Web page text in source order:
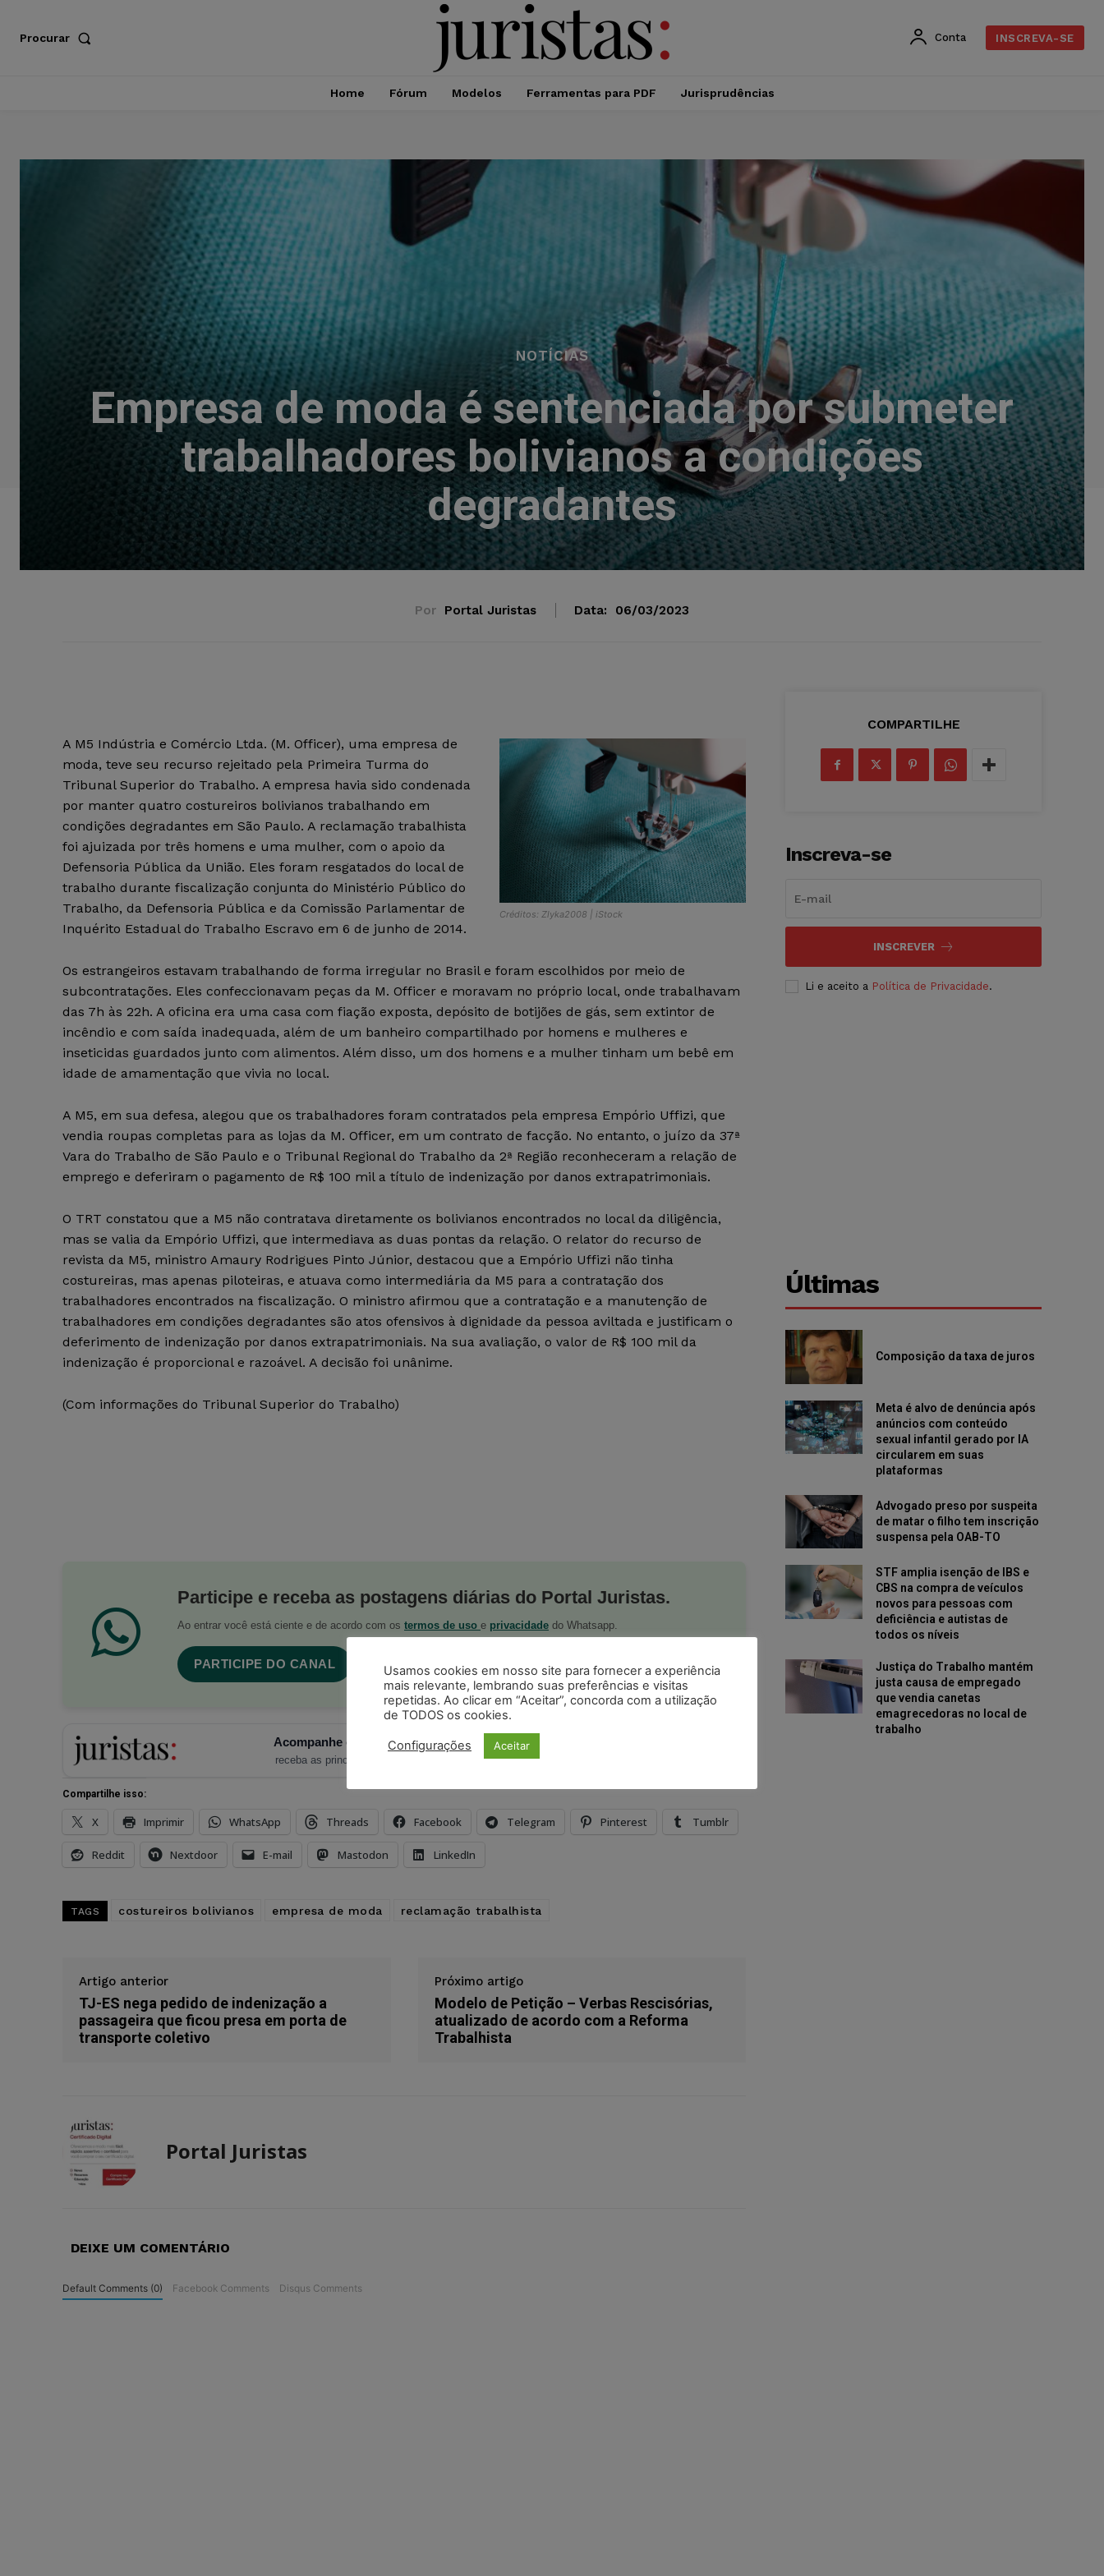
Procurar Conta INSCREVA-SE
Home Fórum Modelos Ferramentas para PDF Jurisprudências
NOTÍCIAS
Empresa de moda é sentenciada por submeter
trabalhadores bolivianos a condições
degradantes
Por Portal Juristas Data: 06/03/2023
Créditos: Zlyka2008 | iStock
A M5 Indústria e Comércio Ltda. (M. Officer), uma empresa de
moda, teve seu recurso rejeitado pela Primeira Turma do
Tribunal Superior do Trabalho. A empresa havia sido condenada
por manter quatro costureiros bolivianos trabalhando em
condições degradantes em São Paulo. A reclamação trabalhista
foi ajuizada por três homens e uma mulher, com o apoio da
Defensoria Pública da União. Eles foram resgatados do local de
trabalho durante fiscalização conjunta do Ministério Público do
Trabalho, da Defensoria Pública e da Comissão Parlamentar de
Inquérito Estadual do Trabalho Escravo em 6 de junho de 2014.
Os estrangeiros estavam trabalhando de forma irregular no Brasil e foram escolhidos por meio de
subcontratações. Eles confeccionavam peças da M. Officer e moravam no próprio local, onde trabalhavam
das 7h às 22h. A oficina era uma casa com fiação exposta, depósito de botijões de gás, sem extintor de
incêndio e com saída inadequada, além de um banheiro compartilhado por homens e mulheres e
inseticidas guardados junto com alimentos. Além disso, um dos homens e a mulher tinham um bebê em
idade de amamentação que vivia no local.
A M5, em sua defesa, alegou que os trabalhadores foram contratados pela empresa Empório Uffizi, que
vendia roupas completas para as lojas da M. Officer, em um contrato de facção. No entanto, o juízo da 37ª
Vara do Trabalho de São Paulo e o Tribunal Regional do Trabalho da 2ª Região reconheceram a relação de
emprego e deferiram o pagamento de R$ 100 mil a título de indenização por danos extrapatrimoniais.
O TRT constatou que a M5 não contratava diretamente os bolivianos encontrados no local da diligência,
mas se valia da Empório Uffizi, que intermediava as duas pontas da relação. O relator do recurso de
revista da M5, ministro Amaury Rodrigues Pinto Júnior, destacou que a Empório Uffizi não tinha
costureiras, mas apenas piloteiras, e atuava como intermediária da M5 para a contratação dos
trabalhadores encontrados na fiscalização. O ministro afirmou que a contratação e a manutenção de
trabalhadores em condições degradantes são atos ofensivos à dignidade da pessoa aviltada e justificam o
deferimento de indenização por danos extrapatrimoniais. Na sua avaliação, o valor de R$ 100 mil da
indenização é proporcional e razoável. A decisão foi unânime.
(Com informações do Tribunal Superior do Trabalho)
Participe e receba as postagens diárias do Portal Juristas.
Ao entrar você está ciente e de acordo com os termos de uso e privacidade do Whatsapp.
PARTICIPE DO CANAL
Acompanhe o Juristas no Google News
receba as principais notícias jurídicas do Brasil
Compartilhe isso:
X Imprimir WhatsApp Threads Facebook Telegram Pinterest Tumblr
Reddit Nextdoor E-mail Mastodon LinkedIn
TAGS costureiros bolivianos empresa de moda reclamação trabalhista
Artigo anterior
TJ-ES nega pedido de indenização a
passageira que ficou presa em porta de
transporte coletivo
Próximo artigo
Modelo de Petição – Verbas Rescisórias,
atualizado de acordo com a Reforma
Trabalhista
Portal Juristas
DEIXE UM COMENTÁRIO
Default Comments (0) Facebook Comments Disqus Comments
COMPARTILHE
Inscreva-se
INSCREVER
Li e aceito a Política de Privacidade.
Últimas
Composição da taxa de juros
Meta é alvo de denúncia após
anúncios com conteúdo
sexual infantil gerado por IA
circularem em suas
plataformas
Advogado preso por suspeita
de matar o filho tem inscrição
suspensa pela OAB-TO
STF amplia isenção de IBS e
CBS na compra de veículos
novos para pessoas com
deficiência e autistas de
todos os níveis
Justiça do Trabalho mantém
justa causa de empregado
que vendia canetas
emagrecedoras no local de
trabalho
Usamos cookies em nosso site para fornecer a experiência
mais relevante, lembrando suas preferências e visitas
repetidas. Ao clicar em “Aceitar”, concorda com a utilização
de TODOS os cookies.
Configurações Aceitar